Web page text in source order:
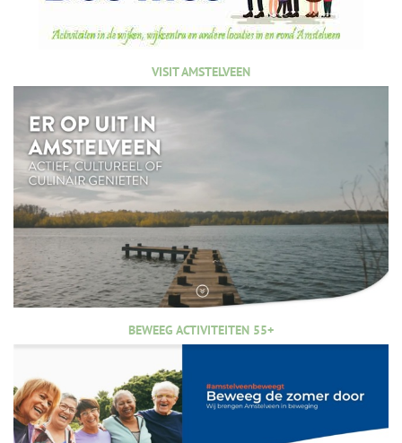
VISIT AMSTELVEEN
BEWEEG ACTIVITEITEN 55+